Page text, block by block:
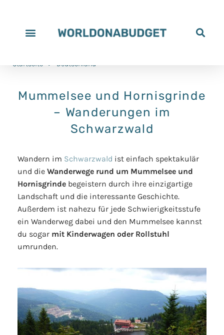
Startseite > Deutschland
Mummelsee und Hornisgrinde
– Wanderungen im
Schwarzwald
Wandern im Schwarzwald ist einfach spektakulär
und die Wanderwege rund um Mummelsee und
Hornisgrinde begeistern durch ihre einzigartige
Landschaft und die interessante Geschichte.
Außerdem ist nahezu für jede Schwierigkeitsstufe
ein Wanderweg dabei und den Mummelsee kannst
du sogar mit Kinderwagen oder Rollstuhl
umrunden.